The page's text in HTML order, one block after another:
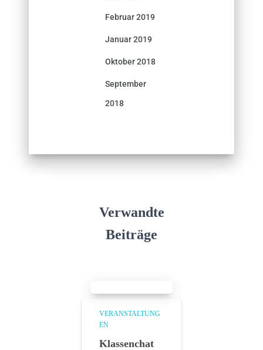
Februar 2019
Januar 2019
Oktober 2018
September
2018
Verwandte
Beiträge
VERANSTALTUNG
EN
Klassenchat